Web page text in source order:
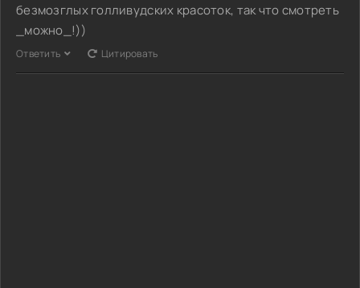
безмозглых голливудских красоток, так что смотреть
_можно_!))
Ответить Цитировать